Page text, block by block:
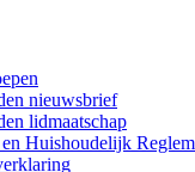
nieuwsbrief
lidmaatschap
en Huishoudelijk